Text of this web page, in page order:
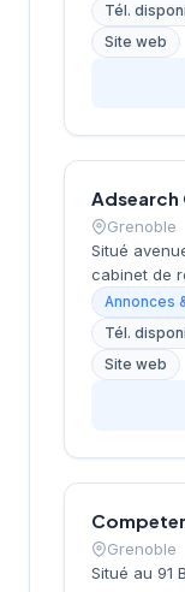
mettant
proposant
de carrière
freelance.
Tél.
Site web
Adsearch
Grenoble
Situé
cabinet de
profils
secteurs
entreprises
excellente
basée sur
Annonces
Tél.
Site web
Grenoble
Situé au 91